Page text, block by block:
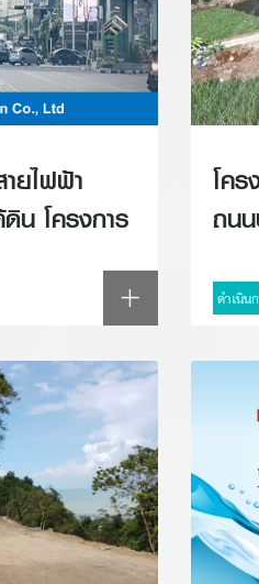
ยไฟฟ้า
น โครงการ
โค
ถน
ดำเนิน